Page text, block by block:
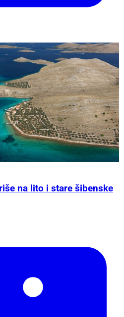
na lito i stare šibenske